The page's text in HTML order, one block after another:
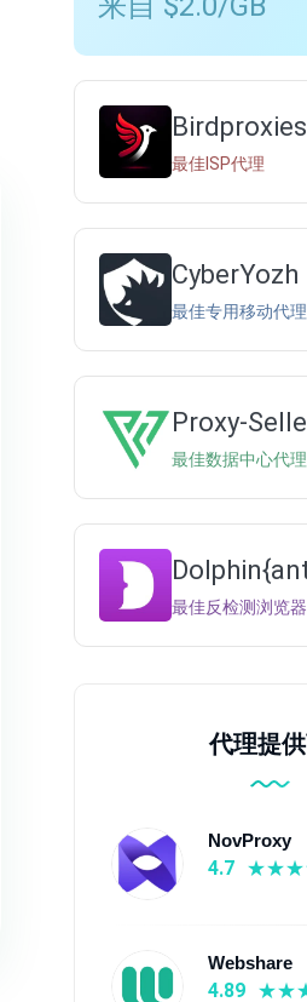
Birdproxies
最佳ISP代理
CyberYozh
最佳专用移动代理
Proxy-
最佳数据中心代理
最佳反检测浏览器
代理提
NovProxy
4.7
Webshare
4.89